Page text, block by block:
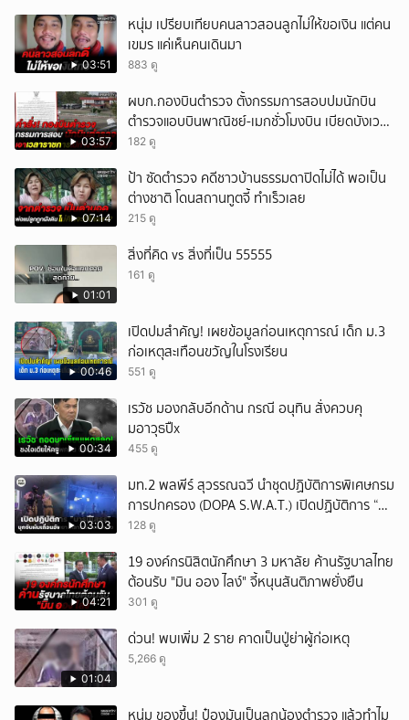
03:51
หนุ่ม เปรียบเทียบคนลาวสอนลูกไม่ให้ขอเงิน แต่คน
เขมร แค่เห็นคนเดินมา
883 ดู
03:57
ผบก.กองบินตำรวจ ตั้งกรรมการสอบปมนักบิน
ตำรวจแอบบินพาณิชย์-เมกชั่วโมงบิน เบียดบังเวลา
ทำหน้าที่
182 ดู
07:14
ป้า ซัดตำรวจ คดีชาวบ้านธรรมดาปิดไม่ได้ พอเป็น
ต่างชาติ โดนสถานทูตจี้ ทำเร็วเลย
215 ดู
01:01
สิ่งที่คิด vs สิ่งที่เป็น 55555
161 ดู
00:46
เปิดปมสำคัญ! เผยข้อมูลก่อนเหตุการณ์ เด็ก ม.3
ก่อเหตุสะเทือนขวัญในโรงเรียน
551 ดู
00:34
เรวัช มองกลับอีกด้าน กรณี อนุทิน สั่งควบคุ
มอาวุธปืx
455 ดู
03:03
มท.2 พลพีร์ สุวรรณฉวี นำชุดปฏิบัติการพิเศษกรม
การปกครอง (DOPA S.W.A.T.) เปิดปฏิบัติการ “บา
รมีโสธร” บุกจับผับเถื่อนอัพยา กลางเมืองแปดริ้ว
128 ดู
04:21
19 องค์กรนิสิตนักศึกษา 3 มหาลัย ค้านรัฐบาลไทย
ต้อนรับ "มิน ออง ไลง์" จี้หนุนสันติภาพยั่งยืน
301 ดู
01:04
ด่วน! พบเพิ่ม 2 ราย คาดเป็นปู่ย่าผู้ก่อเหตุ
5,266 ดู
หนุ่ม ของขึ้น! ป๋องมันเป็นลูกน้องตำรวจ แล้วทำไม